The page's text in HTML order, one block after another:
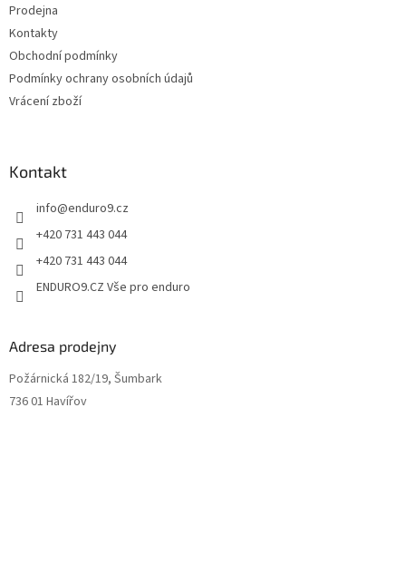
Prodejna
Kontakty
Obchodní podmínky
Podmínky ochrany osobních údajů
Vrácení zboží
Kontakt
info@enduro9.cz
+420 731 443 044
+420 731 443 044
ENDURO9.CZ Vše pro enduro
Adresa prodejny
Požárnická 182/19, Šumbark
736 01 Havířov